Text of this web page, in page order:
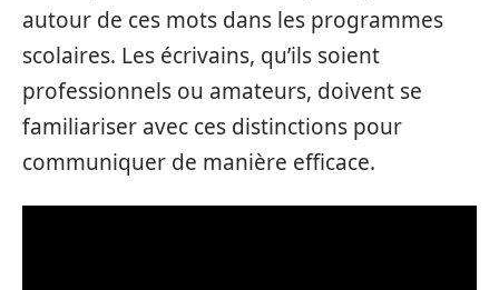
autour de ces mots dans les programmes
scolaires. Les écrivains, qu’ils soient
professionnels ou amateurs, doivent se
familiariser avec ces distinctions pour
communiquer de manière efficace.